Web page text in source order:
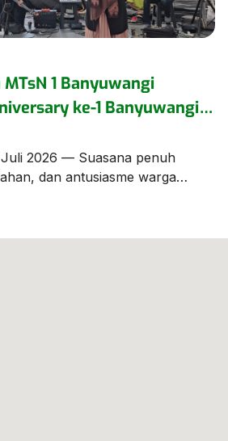
1 Banyuwangi
ke-1 Banyuwangi
2026 — Suasana penuh
dan antusiasme warga
Negeri (MTsN) 1
dan memberikan warna
ulang tahun pertama